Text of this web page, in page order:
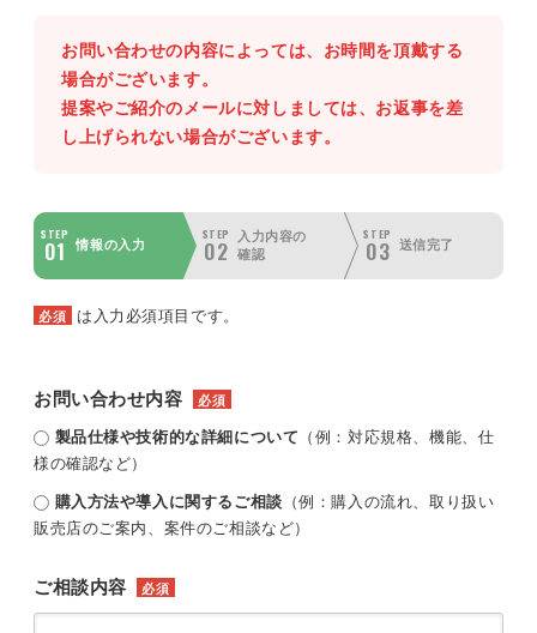
お問い合わせの内容によっては、お時間を頂戴する
場合がございます。
提案やご紹介のメールに対しましては、お返事を差
し上げられない場合がございます。
STEP
01 情報の入力
STEP
02
入力内容の
確認
STEP
03 送信完了
必須 は入力必須項目です。
お問い合わせ内容 必須
製品仕様や技術的な詳細について （例：対応規格、機能、仕
様の確認など）
購入方法や導入に関するご相談 （例：購入の流れ、取り扱い
販売店のご案内、案件のご相談など）
ご相談内容 必須